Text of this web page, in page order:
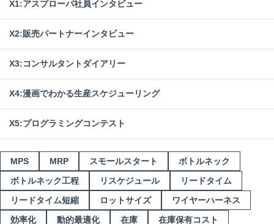
X1:アスプローバ社員インタビュー
X2:販売パートナーインタビュー
X3:コンサルタントダイアリー
X4:漫画でわかる生産スケジューリング
X5:プログラミングコンテスト
MPS MRP スモールスタート
ボトルネック
ボトルネック工程
リスケジュール
リードタイム
リードタイム短縮
ロットサイズ
ワイヤーハーネス
効率化
動的最適化 在庫 在庫保有コスト